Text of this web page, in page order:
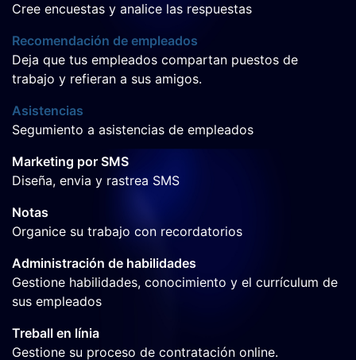
Cree encuestas y analice las respuestas
Recomendación de empleados
Deja que tus empleados compartan puestos de
trabajo y refieran a sus amigos.
Asistencias
Segumiento a asistencias de empleados
Marketing por SMS
Diseña, envia y rastrea SMS
Notas
Organice su trabajo con recordatorios
Administración de habilidades
Gestione habilidades, conocimiento y el currículum de
sus empleados
Treball en línia
Gestione su proceso de contratación online.